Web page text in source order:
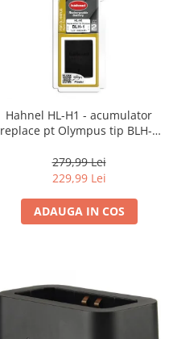
Hahnel HL-H1 - acumulator
replace pt Olympus tip BLH-1
279,99 Lei
229,99 Lei
ADAUGA IN COS